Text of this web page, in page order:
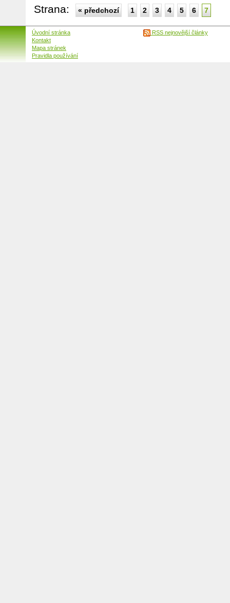
Strana: « předchozí 1 2 3 4 5 6 7
Úvodní stránka
Kontakt
Mapa stránek
Pravidla používání
RSS nejnovější články